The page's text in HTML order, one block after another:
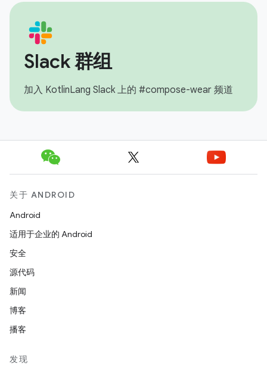
Slack 群组
加入 KotlinLang Slack 上的 #compose-wear 频道
关于 ANDROID
Android
适用于企业的 Android
安全
源代码
新闻
博客
播客
发现